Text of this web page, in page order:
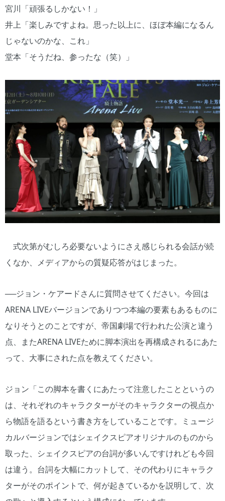
宮川「頑張るしかない！」
井上「楽しみですよね。思った以上に、ほぼ本編になるん
じゃないのかな、これ」
堂本「そうだね、参ったな（笑）」
式次第がむしろ必要ないようにさえ感じられる会話が続
くなか、メディアからの質疑応答がはじまった。
──ジョン・ケアードさんに質問させてください。今回は
ARENA LIVEバージョンでありつつ本編の要素もあるものに
なりそうとのことですが、帝国劇場で行われた公演と違う
点、またARENA LIVEために脚本演出を再構成されるにあた
って、大事にされた点を教えてください。
ジョン「この脚本を書くにあたって注意したことというの
は、それぞれのキャラクターがそのキャラクターの視点か
ら物語を語るという書き方をしていることです。ミュージ
カルバージョンではシェイクスピアオリジナルのものから
取った、シェイクスピアの台詞が多いんですけれども今回
は違う。台詞を大幅にカットして、その代わりにキャラク
ターがそのポイントで、何が起きているかを説明して、次